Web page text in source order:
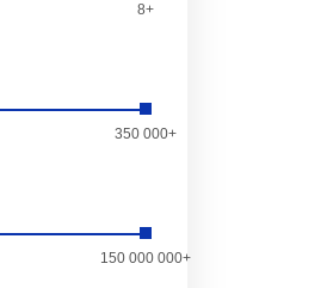
8+
350 000+
150 000 000+